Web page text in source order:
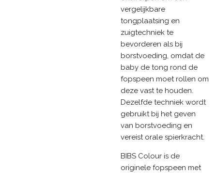
vergelijkbare
tongplaatsing en
zuigtechniek te
bevorderen als bij
borstvoeding, omdat de
baby de tong rond de
fopspeen moet rollen om
deze vast te houden.
Dezelfde techniek wordt
gebruikt bij het geven
van borstvoeding en
vereist orale spierkracht.
BIBS Colour is de
originele fopspeen met